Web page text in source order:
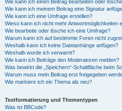
Wie kann ich einen Beitrag bearbeiten oder
Wie kann ich meinem Beitrag eine Signatur
Wie kann ich eine Umfrage erstellen?
Wieso kann ich nicht mehr Antwortmöglichkeiten
Wie bearbeite oder lösche ich eine Umfrage?
Warum kann ich auf bestimmte Foren nicht
Weshalb kann ich keine Dateianhänge anfügen?
Weshalb wurde ich verwarnt?
Wie kann ich Beiträge den Moderatoren melden?
Was bewirkt die „Speichern“-Schaltfläche beim
Warum muss mein Beitrag erst freigegeben
Wie markiere ich ein Thema als neu?
Textformatierung und Thementypen
Was ist BBCode?